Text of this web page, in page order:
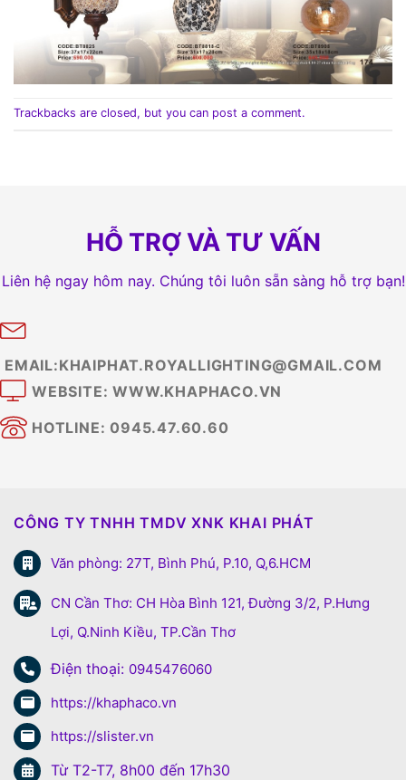
Trackbacks are closed, but you can post a comment.
HỖ TRỢ VÀ TƯ VẤN
Liên hệ ngay hôm nay. Chúng tôi luôn sẵn sàng hỗ trợ bạn!
EMAIL:KHAIPHAT.ROYALLIGHTING@GMAIL.COM
WEBSITE: WWW.KHAPHACO.VN
HOTLINE: 0945.47.60.60
CÔNG TY TNHH TMDV XNK KHAI PHÁT
Văn phòng: 27T, Bình Phú, P.10, Q,6.HCM
CN Cần Thơ: CH Hòa Bình 121, Đường 3/2, P.Hưng
Lợi, Q.Ninh Kiều, TP.Cần Thơ
Điện thoại: 0945476060
https://khaphaco.vn
https://slister.vn
Từ T2-T7, 8h00 đến 17h30